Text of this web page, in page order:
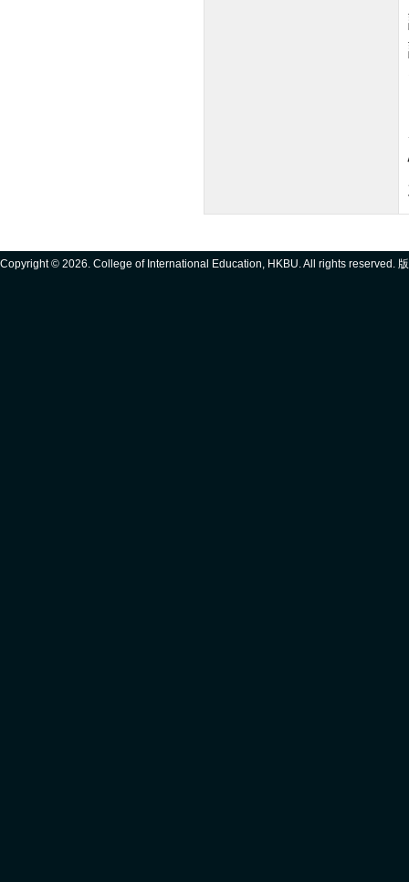
Copyright © 2026. College of International Education, HKBU. All rights reserved.